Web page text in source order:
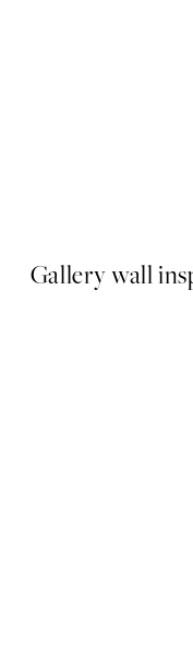
Gallery wall